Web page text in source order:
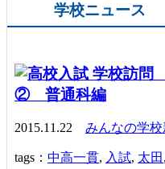
学校ニュース
学校訪問
② 普通科編
2015.11.22 みんなの学
tags： 中高一貫, 入試, 太田 ,